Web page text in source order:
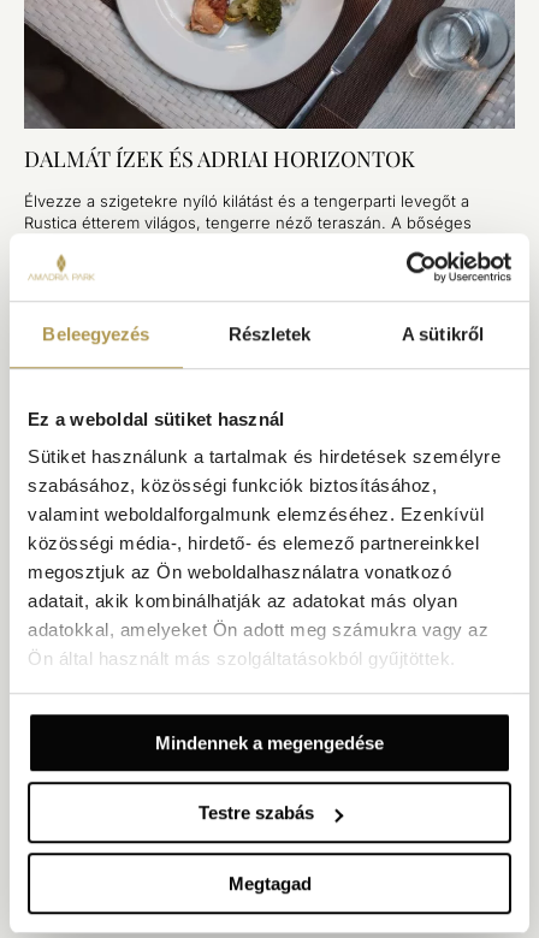
Beleegyezés Részletek A sütikről
Ez a weboldal sütiket használ
Sütiket használunk a tartalmak és hirdetések személyre
szabásához, közösségi funkciók biztosításához,
valamint weboldalforgalmunk elemzéséhez. Ezenkívül
közösségi média-, hirdető- és elemező partnereinkkel
megosztjuk az Ön weboldalhasználatra vonatkozó
adatait, akik kombinálhatják az adatokat más olyan
adatokkal, amelyeket Ön adott meg számukra vagy az
Ön által használt más szolgáltatásokból gyűjtöttek.
Mindennek a megengedése
Testre szabás
Megtagad
DALMÁT ÍZEK ÉS ADRIAI HORIZONTOK
Élvezze a szigetekre nyíló kilátást és a tengerparti levegőt a
Rustica étterem világos, tengerre néző teraszán. A bőséges
vonultat fel – a hagyományokban gyökerezve, a napi frissesség
EZ IS ÉRDEKELHETI